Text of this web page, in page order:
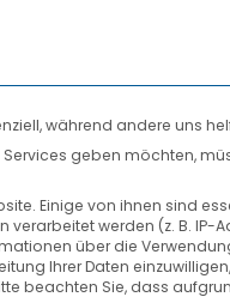
während andere uns
geben möchten,
Einige von ihnen sind
werden (z. B. IP-
über die
Ihrer Daten
beachten Sie, dass